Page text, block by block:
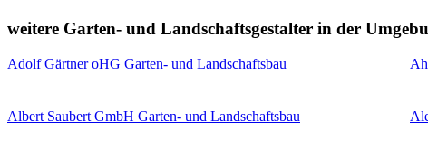
weitere Garten- und Landschaftsgestalter in der
Adolf Gärtner oHG Garten- und Landschaftsbau
Albert Saubert GmbH Garten- und Landschaftsbau